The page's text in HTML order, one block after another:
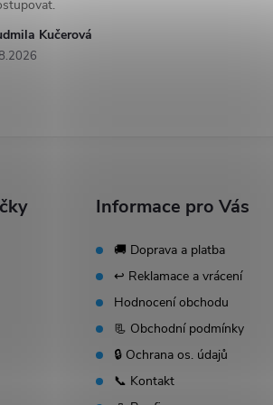
Kučerová
Informace pro Vás
🚚 Doprava a platba
↩️ Reklamace a vrácení
Hodnocení obchodu
📃 Obchodní podmínky
🔒 Ochrana os. údajů
📞 Kontakt